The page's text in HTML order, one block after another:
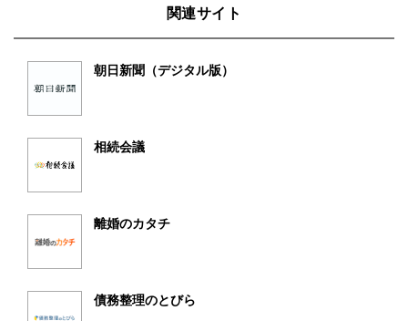
関連サイト
朝日新聞（デジタル版）
相続会議
離婚のカタチ
債務整理のとびら